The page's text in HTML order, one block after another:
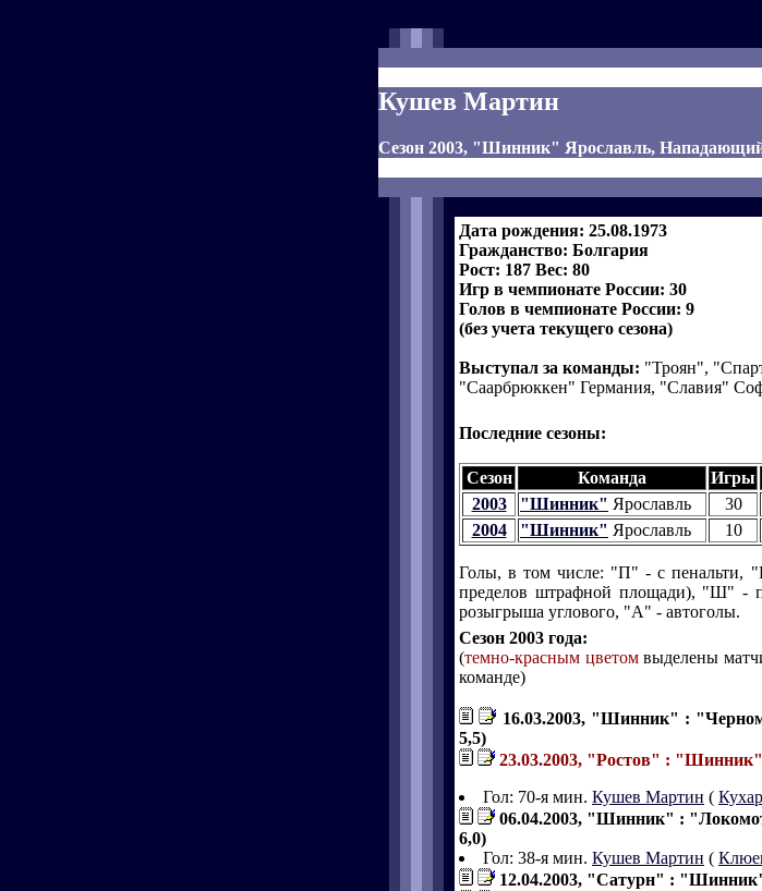
Кушев Мартин
Сезон 2003, "Шинник" Ярославль,
Дата рождения: 25.08.1973
Гражданство: Болгария
Рост: 187 Вес: 80
Игр в чемпионате России: 30
Голов в чемпионате России: 9
(без учета текущего сезона)
Выступал за команды: "Троян",
"Саарбрюккен" Германия, "Славия"
Последние сезоны:
Сезон Команда Игры
2003
"Шинник" Ярославль 30
2004
"Шинник" Ярославль 10
Голы, в том числе: "П" - с пенальти,
пределов штрафной площади), "Ш" -
розыгрыша углового, "А" - автоголы.
Сезон 2003 года:
(темно-красным цветомвыделены
команде)
16.03.2003, "Шинник" :
5,5)
23.03.2003, "Ростов" :
Гол: 70-я мин. Кушев Мартин (
06.04.2003, "Шинник" :
6,0)
Гол: 38-я мин. Кушев Мартин (
12.04.2003, "Сатурн" :